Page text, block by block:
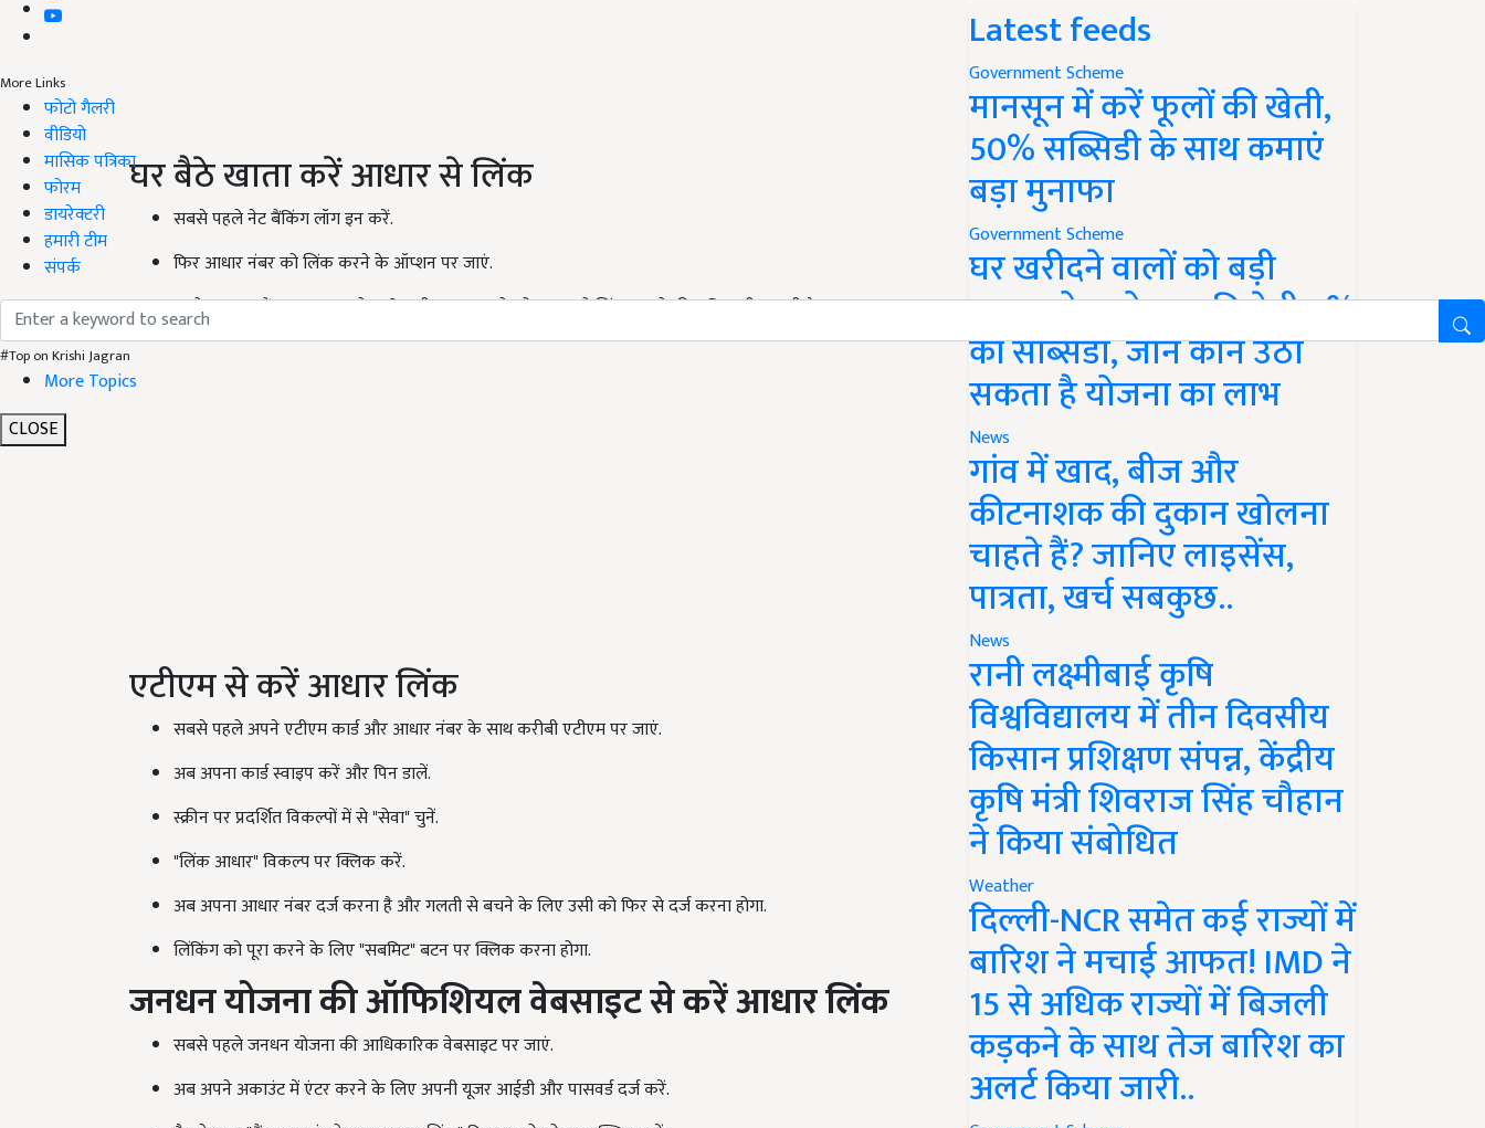
More Links
फोटो गैलरी
वीडियो
मासिक पत्रिका
फोरम
डायरेक्टरी
हमारी टीम
संपर्क
#Top on Krishi Jagran
More Topics
CLOSE
घर बैठे खाता करें आधार से लिंक
सबसे पहले नेट बैंकिंग लॉग इन करें.
फिर आधार नंबर को लिंक करने के ऑप्शन पर जाएं.
इसके अलावा बैंक एसएमएस के जरिए भी जनधन खाते को आधार से लिंक कराने की सुविधा दी जा रही है.
एटीएम से करें आधार लिंक
सबसे पहले अपने एटीएम कार्ड और आधार नंबर के साथ करीबी एटीएम पर जाएं.
अब अपना कार्ड स्वाइप करें और पिन डालें.
स्क्रीन पर प्रदर्शित विकल्पों में से "सेवा" चुनें.
"लिंक आधार" विकल्प पर क्लिक करें.
अब अपना आधार नंबर दर्ज करना है और गलती से बचने के लिए उसी को फिर से दर्ज करना होगा.
लिंकिंग को पूरा करने के लिए "सबमिट" बटन पर क्लिक करना होगा.
जनधन योजना की ऑफिशियल वेबसाइट से करें आधार लिंक
सबसे पहले जनधन योजना की आधिकारिक वेबसाइट पर जाएं.
अब अपने अकाउंट में एंटर करने के लिए अपनी यूजर आईडी और पासवर्ड दर्ज करें.
Latest feeds
Government Scheme
मानसून में करें फूलों की खेती,
50% सब्सिडी के साथ कमाएं
बड़ा मुनाफा
Government Scheme
घर खरीदने वालों को बड़ी
राहत, होम लोन पर मिलेगी 4%
की सब्सिडी, जानें कौन उठा
सकता है योजना का लाभ
News
गांव में खाद, बीज और
कीटनाशक की दुकान खोलना
चाहते हैं? जानिए लाइसेंस,
पात्रता, खर्च सबकुछ..
News
रानी लक्ष्मीबाई कृषि
विश्वविद्यालय में तीन दिवसीय
किसान प्रशिक्षण संपन्न, केंद्रीय
कृषि मंत्री शिवराज सिंह चौहान
ने किया संबोधित
Weather
दिल्ली-NCR समेत कई राज्यों में
बारिश ने मचाई आफत! IMD ने
15 से अधिक राज्यों में बिजली
कड़कने के साथ तेज बारिश का
अलर्ट किया जारी..